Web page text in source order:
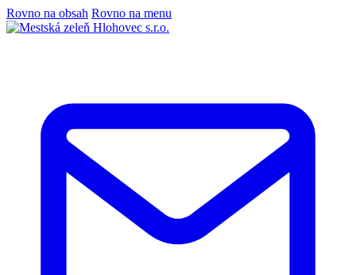
Rovno na obsah Rovno na menu